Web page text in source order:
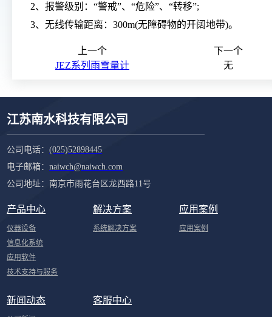
2、报警级别：“警戒”、“危险”、“转移”;
3、无线传输距离：300m(无障碍物的开阔地带)。
上一个
JEZ系列雨雪量计
下一个
无
江苏南水科技有限公司
公司电话：(025)52898445
电子邮箱：naiwch@naiwch.com
公司地址：南京市雨花台区龙西路11号
产品中心
仪器设备
信息化系统
应用软件
技术支持与服务
解决方案
系统解决方案
应用案例
应用案例
新闻动态 客服中心